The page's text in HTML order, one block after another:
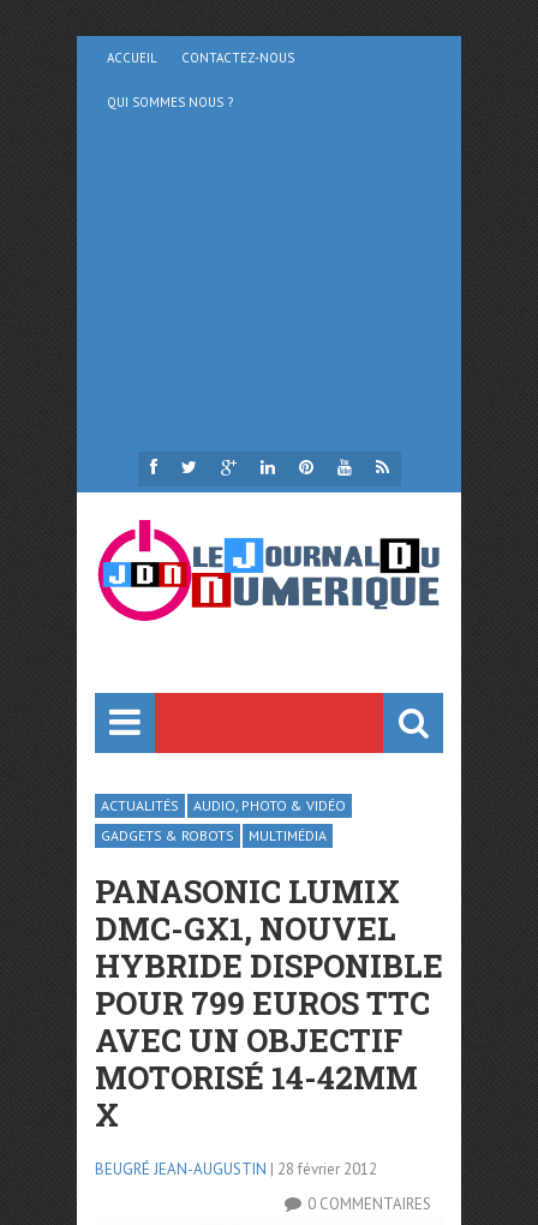
ACCUEIL CONTACTEZ-NOUS
QUI SOMMES NOUS ?
ACTUALITÉS
AUDIO, PHOTO & VIDÉO
GADGETS & ROBOTS
MULTIMÉDIA
PANASONIC LUMIX
DMC-GX1, NOUVEL
HYBRIDE DISPONIBLE
POUR 799 EUROS TTC
AVEC UN OBJECTIF
MOTORISÉ 14-42MM
X
BEUGRÉ JEAN-AUGUSTIN | 28 février 2012
0 COMMENTAIRES